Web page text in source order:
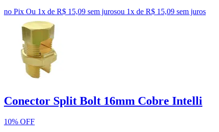
no Pix Ou 1x de R$ 15,09 sem jurosou 1x de R$ 15,09 sem juros
Conector Split Bolt 16mm Cobre Intelli
10% OFF